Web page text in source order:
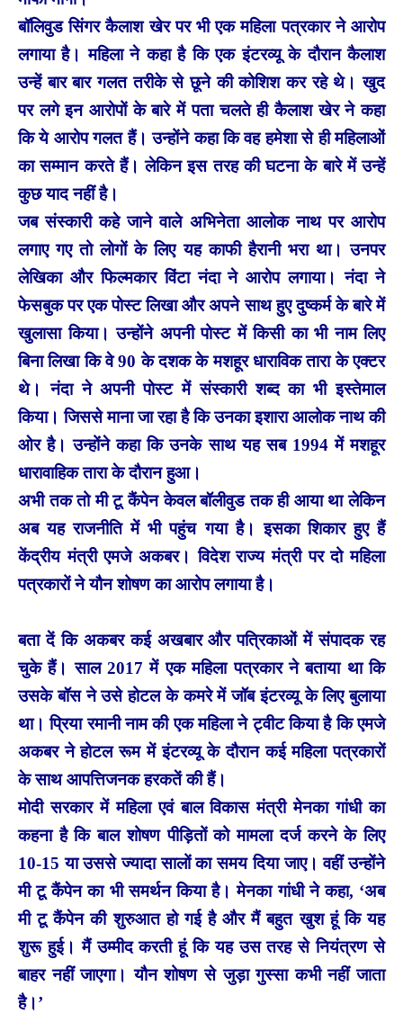
बॉलिवुड सिंगर कैलाश खेर पर भी एक महिला पत्रकार ने आरोप
लगाया है। महिला ने कहा है कि एक इंटरव्यू के दौरान कैलाश
उन्हें बार बार गलत तरीके से छूने की कोशिश कर रहे थे। खुद
पर लगे इन आरोपों के बारे में पता चलते ही कैलाश खेर ने कहा
कि ये आरोप गलत हैं। उन्होंने कहा कि वह हमेशा से ही महिलाओं
का सम्मान करते हैं। लेकिन इस तरह की घटना के बारे में उन्हें
कुछ याद नहीं है।
जब संस्कारी कहे जाने वाले अभिनेता आलोक नाथ पर आरोप
लगाए गए तो लोगों के लिए यह काफी हैरानी भरा था। उनपर
लेखिका और फिल्मकार विंटा नंदा ने आरोप लगाया। नंदा ने
फेसबुक पर एक पोस्ट लिखा और अपने साथ हुए दुष्कर्म के बारे में
खुलासा किया। उन्होंने अपनी पोस्ट में किसी का भी नाम लिए
बिना लिखा कि वे 90 के दशक के मशहूर धाराविक तारा के एक्टर
थे। नंदा ने अपनी पोस्ट में संस्कारी शब्द का भी इस्तेमाल
किया। जिससे माना जा रहा है कि उनका इशारा आलोक नाथ की
ओर है। उन्होंने कहा कि उनके साथ यह सब 1994 में मशहूर
धारावाहिक तारा के दौरान हुआ।
अभी तक तो मी टू कैंपेन केवल बॉलीवुड तक ही आया था लेकिन
अब यह राजनीति में भी पहुंच गया है। इसका शिकार हुए हैं
केंद्रीय मंत्री एमजे अकबर। विदेश राज्य मंत्री पर दो महिला
पत्रकारों ने यौन शोषण का आरोप लगाया है।
बता दें कि अकबर कई अखबार और पत्रिकाओं में संपादक रह
चुके हैं। साल 2017 में एक महिला पत्रकार ने बताया था कि
उसके बॉस ने उसे होटल के कमरे में जॉब इंटरव्यू के लिए बुलाया
था। प्रिया रमानी नाम की एक महिला ने ट्वीट किया है कि एमजे
अकबर ने होटल रूम में इंटरव्यू के दौरान कई महिला पत्रकारों
के साथ आपत्तिजनक हरकतें की हैं।
मोदी सरकार में महिला एवं बाल विकास मंत्री मेनका गांधी का
कहना है कि बाल शोषण पीड़ितों को मामला दर्ज करने के लिए
10-15 या उससे ज्यादा सालों का समय दिया जाए। वहीं उन्होंने
मी टू कैंपेन का भी समर्थन किया है।मेनका गांधी ने कहा, ‘अब
मी टू कैंपेन की शुरुआत हो गई है और मैं बहुत खुश हूं कि यह
शुरू हुई। मैं उम्मीद करती हूं कि यह उस तरह से नियंत्रण से
बाहर नहीं जाएगा। यौन शोषण से जुड़ा गुस्सा कभी नहीं जाता
है।’